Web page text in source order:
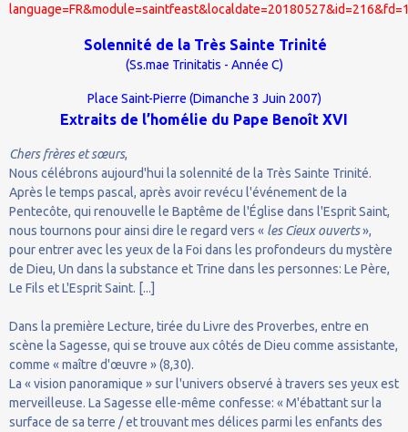
Solennité de la Très Sainte Trinité
(Ss.mae Trinitatis - Année C)
Place Saint-Pierre (Dimanche 3 Juin 2007)
Extraits de l’homélie du Pape Benoît XVI
Chers frères et sœurs,
Nous célébrons aujourd'hui la solennité de la Très Sainte Trinité.
Après le temps pascal, après avoir revécu l'événement de la
Pentecôte, qui renouvelle le Baptême de l'Église dans l'Esprit Saint,
nous tournons pour ainsi dire le regard vers « les Cieux ouverts»,
pour entrer avec les yeux de la Foi dans les profondeurs du mystère
de Dieu, Un dans la substance et Trine dans les personnes: Le Père,
Le Fils et L'Esprit Saint. [...]
Dans la première Lecture, tirée du Livre des Proverbes, entre en
scène la Sagesse, qui se trouve aux côtés de Dieu comme assistante,
comme « maître d'œuvre » (8,30).
La « vision panoramique » sur l'univers observé à travers ses yeux est
merveilleuse. La Sagesse elle-même confesse: « M'ébattant sur la
surface de sa terre / et trouvant mes délices parmi les enfants des